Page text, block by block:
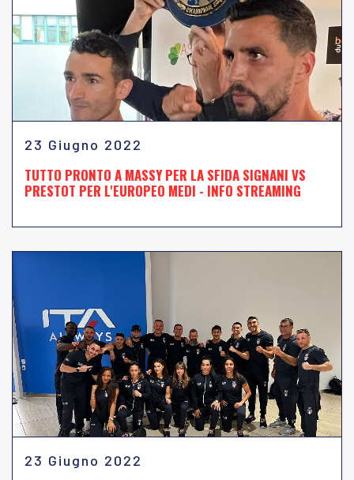
23 Giugno 2022
TUTTO PRONTO A MASSY PER LA SFIDA SIGNANI VS
PRESTOT PER L'EUROPEO MEDI - INFO STREAMING
23 Giugno 2022